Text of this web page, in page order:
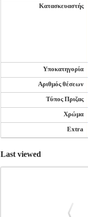
Κατασκευαστής
Υποκατηγορία
Αριθμός θέσεων
Τύπος Πριζας
Χρώμα
Extra
Last viewed